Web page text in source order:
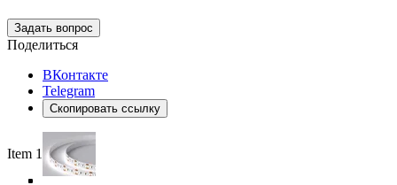
Задать вопрос
Поделиться
ВКонтакте
Telegram
Скопировать ссылку
Item 1 of 5